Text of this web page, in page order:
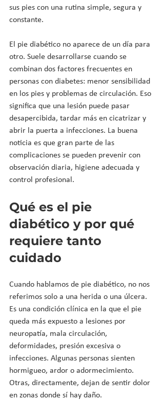
sus pies con una rutina simple, segura y
constante.
El pie diabético no aparece de un día para
otro. Suele desarrollarse cuando se
combinan dos factores frecuentes en
personas con diabetes: menor sensibilidad
en los pies y problemas de circulación. Eso
significa que una lesión puede pasar
desapercibida, tardar más en cicatrizar y
abrir la puerta a infecciones. La buena
noticia es que gran parte de las
complicaciones se pueden prevenir con
observación diaria, higiene adecuada y
control profesional.
Qué es el pie
diabético y por qué
requiere tanto
cuidado
Cuando hablamos de pie diabético, no nos
referimos solo a una herida o una úlcera.
Es una condición clínica en la que el pie
queda más expuesto a lesiones por
neuropatía, mala circulación,
deformidades, presión excesiva o
infecciones. Algunas personas sienten
hormigueo, ardor o adormecimiento.
Otras, directamente, dejan de sentir dolor
en zonas donde sí hay daño.